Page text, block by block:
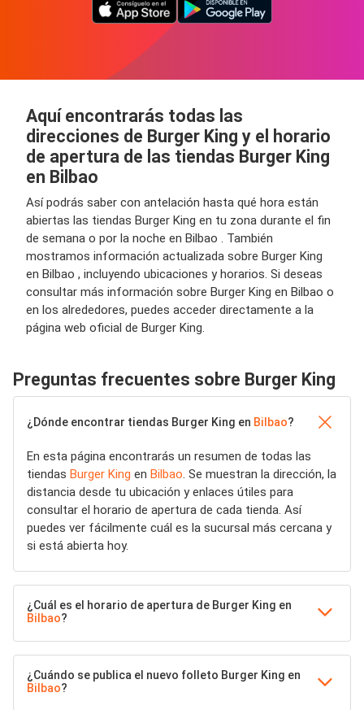
Aquí encontrarás todas las
direcciones de Burger King y el horario
de apertura de las tiendas Burger King
en Bilbao
Así podrás saber con antelación hasta qué hora están
abiertas las tiendas Burger King en tu zona durante el fin
de semana o por la noche en Bilbao . También
mostramos información actualizada sobre Burger King
en Bilbao , incluyendo ubicaciones y horarios. Si deseas
consultar más información sobre Burger King en Bilbao o
en los alrededores, puedes acceder directamente a la
página web oficial de Burger King.
Preguntas frecuentes sobre Burger King
¿Dónde encontrar tiendas Burger King en Bilbao?
En esta página encontrarás un resumen de todas las
tiendas Burger King en Bilbao. Se muestran la dirección, la
distancia desde tu ubicación y enlaces útiles para
consultar el horario de apertura de cada tienda. Así
puedes ver fácilmente cuál es la sucursal más cercana y
si está abierta hoy.
¿Cuál es el horario de apertura de Burger King en
Bilbao?
¿Cuándo se publica el nuevo folleto Burger King en
Bilbao?